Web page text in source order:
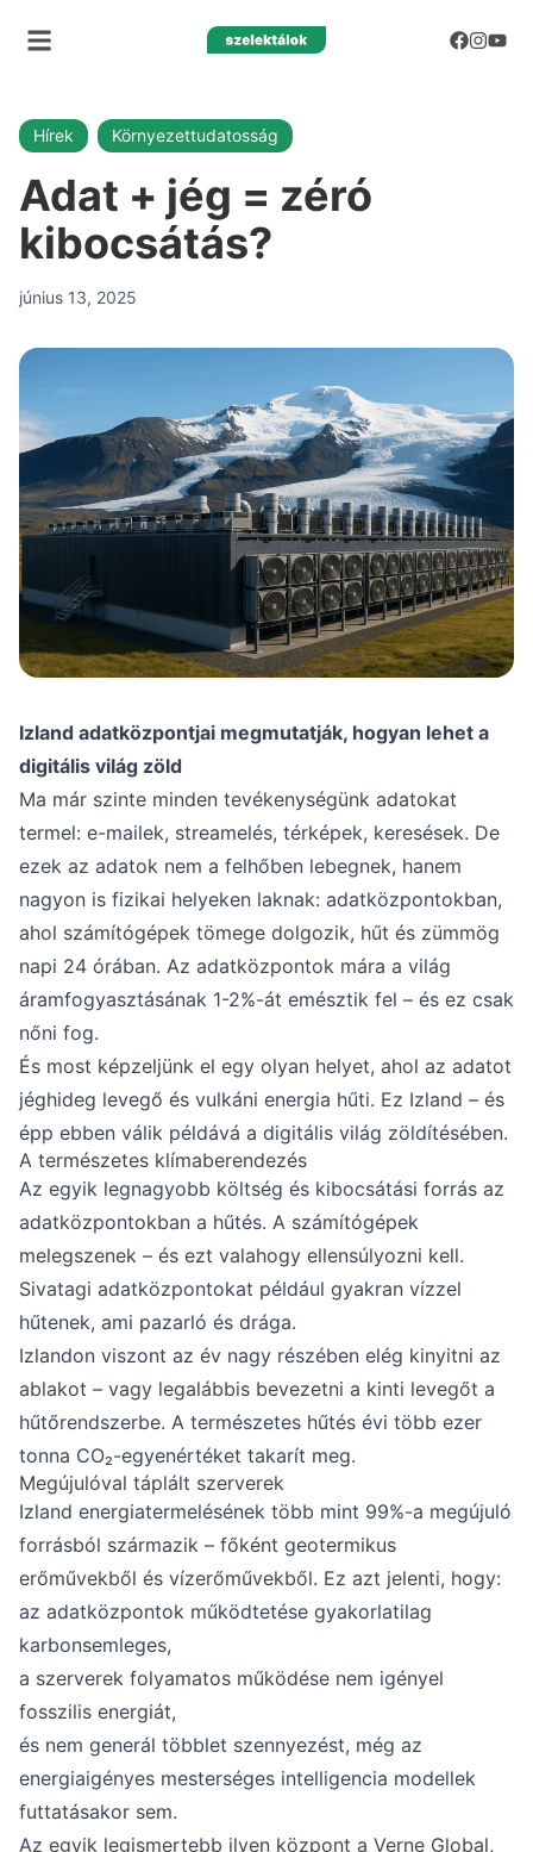
Hírek Környezettudatosság
Adat + jég = zéró
kibocsátás?
június 13, 2025
Izland adatközpontjai megmutatják, hogyan lehet a
digitális világ zöld
Ma már szinte minden tevékenységünk adatokat
termel: e-mailek, streamelés, térképek, keresések. De
ezek az adatok nem a felhőben lebegnek, hanem
nagyon is fizikai helyeken laknak: adatközpontokban,
ahol számítógépek tömege dolgozik, hűt és zümmög
napi 24 órában. Az adatközpontok mára a világ
áramfogyasztásának 1-2%-át emésztik fel – és ez csak
nőni fog.
És most képzeljünk el egy olyan helyet, ahol az adatot
jéghideg levegő és vulkáni energia hűti. Ez Izland – és
épp ebben válik példává a digitális világ zöldítésében.
A természetes klímaberendezés
Az egyik legnagyobb költség és kibocsátási forrás az
adatközpontokban a hűtés. A számítógépek
melegszenek – és ezt valahogy ellensúlyozni kell.
Sivatagi adatközpontokat például gyakran vízzel
hűtenek, ami pazarló és drága.
Izlandon viszont az év nagy részében elég kinyitni az
ablakot – vagy legalábbis bevezetni a kinti levegőt a
hűtőrendszerbe. A természetes hűtés évi több ezer
tonna CO₂-egyenértéket takarít meg.
Megújulóval táplált szerverek
Izland energiatermelésének több mint 99%-a megújuló
forrásból származik – főként geotermikus
erőművekből és vízerőművekből. Ez azt jelenti, hogy:
az adatközpontok működtetése gyakorlatilag
karbonsemleges,
a szerverek folyamatos működése nem igényel
fosszilis energiát,
és nem generál többlet szennyezést, még az
energiaigényes mesterséges intelligencia modellek
futtatásakor sem.
Az egyik legismertebb ilyen központ a Verne Global,